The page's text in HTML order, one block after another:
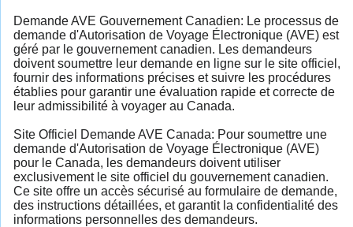
Demande AVE Gouvernement Canadien: Le processus de
demande d'Autorisation de Voyage Électronique (AVE) est
géré par le gouvernement canadien. Les demandeurs
doivent soumettre leur demande en ligne sur le site officiel,
fournir des informations précises et suivre les procédures
établies pour garantir une évaluation rapide et correcte de
leur admissibilité à voyager au Canada.
Site Officiel Demande AVE Canada: Pour soumettre une
demande d'Autorisation de Voyage Électronique (AVE)
pour le Canada, les demandeurs doivent utiliser
exclusivement le site officiel du gouvernement canadien.
Ce site offre un accès sécurisé au formulaire de demande,
des instructions détaillées, et garantit la confidentialité des
informations personnelles des demandeurs.